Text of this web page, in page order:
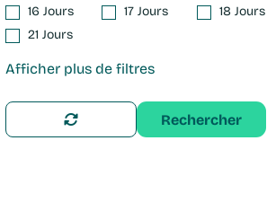
16 Jours
17 Jours
18 Jours
21 Jours
Afficher plus de filtres
Rechercher